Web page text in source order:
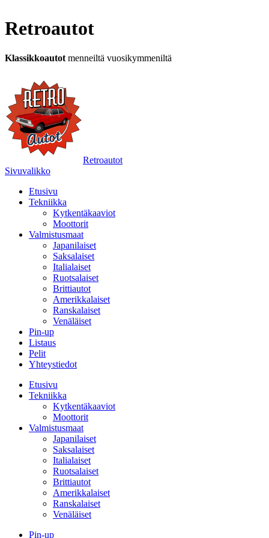
Retroautot
Klassikkoautot menneiltä vuosikymmeniltä
Retroautot
Sivuvalikko
Etusivu
Tekniikka
Kytkentäkaaviot
Moottorit
Valmistusmaat
Japanilaiset
Saksalaiset
Italialaiset
Ruotsalaiset
Brittiautot
Amerikkalaiset
Ranskalaiset
Venäläiset
Pin-up
Listaus
Pelit
Yhteystiedot
Etusivu
Tekniikka
Kytkentäkaaviot
Moottorit
Valmistusmaat
Japanilaiset
Saksalaiset
Italialaiset
Ruotsalaiset
Brittiautot
Amerikkalaiset
Ranskalaiset
Venäläiset
Pin-up